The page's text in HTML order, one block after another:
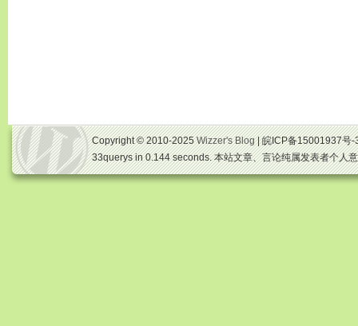
Copyright © 2010-2025Wizzer's Blog| 皖ICP备15001937号
33querys in 0.144 seconds. 本站文章、言论纯属发表者个人